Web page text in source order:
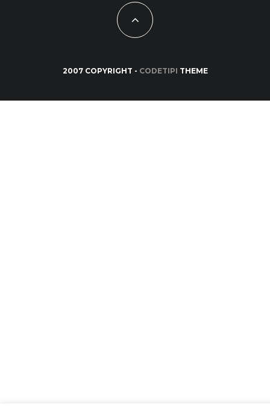
2007 COPYRIGHT - CODETIPI THEME